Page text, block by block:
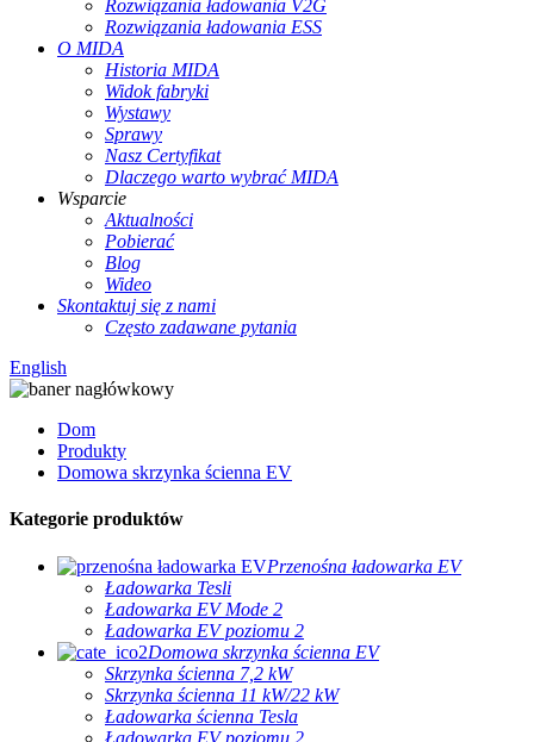
Rozwiązania ładowania V2G
Rozwiązania ładowania ESS
O MIDA
Historia MIDA
Widok fabryki
Wystawy
Sprawy
Nasz Certyfikat
Dlaczego warto wybrać MIDA
Wsparcie
Aktualności
Pobierać
Blog
Wideo
Skontaktuj się z nami
Często zadawane pytania
English
Dom
Produkty
Domowa skrzynka ścienna EV
Kategorie produktów
Przenośna ładowarka EV
Ładowarka Tesli
Ładowarka EV Mode 2
Ładowarka EV poziomu 2
Domowa skrzynka ścienna EV
Skrzynka ścienna 7,2 kW
Skrzynka ścienna 11 kW/22 kW
Ładowarka ścienna Tesla
Ładowarka EV poziomu 2